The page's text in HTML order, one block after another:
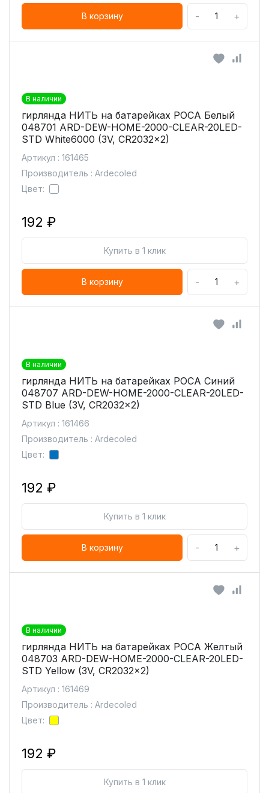
В корзину - +
В наличии
гирлянда НИТЬ на батарейках РОСА Белый
048701 ARD-DEW-HOME-2000-CLEAR-20LED-
STD White6000 (3V, CR2032x2)
Артикул : 161465
Производитель : Ardecoled
Цвет:
192 ₽
Купить в 1 клик
В корзину - +
В наличии
гирлянда НИТЬ на батарейках РОСА Синий
048707 ARD-DEW-HOME-2000-CLEAR-20LED-
STD Blue (3V, CR2032x2)
Артикул : 161466
Производитель : Ardecoled
Цвет:
192 ₽
Купить в 1 клик
В корзину - +
В наличии
гирлянда НИТЬ на батарейках РОСА Желтый
048703 ARD-DEW-HOME-2000-CLEAR-20LED-
STD Yellow (3V, CR2032x2)
Артикул : 161469
Производитель : Ardecoled
Цвет:
192 ₽
Купить в 1 клик